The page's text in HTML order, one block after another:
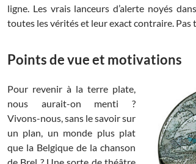
ligne. Les vrais lanceurs d’alerte noyés
toutes les vérités et leur exact contraire.
Points de vue et motivations
Pour revenir à la terre plate,
nous aurait-on menti ?
Vivons-nous, sans le savoir sur
un plan, un monde plus plat
que la Belgique de la chanson